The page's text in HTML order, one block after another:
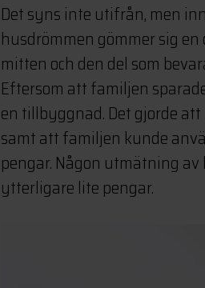
Det syns inte utifrån, men
husdrömmen gömmer sig
mitten och den del som
Eftersom att familjen
en tillbyggnad. Det gjorde
samt att familjen kunde
pengar. Någon utmätning
ytterligare lite pengar.